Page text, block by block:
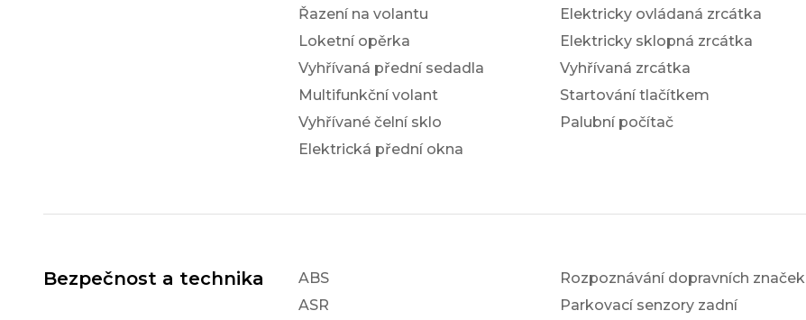
Řazení na volantu
Loketní opěrka
Vyhřívaná přední sedadla
Multifunkční volant
Vyhřívané čelní sklo
Elektrická přední okna
Elektricky ovládaná zrcátka
Elektricky sklopná zrcátka
Vyhřívaná zrcátka
Startování tlačítkem
Palubní počítač
Bezpečnost a technika
ABS
ASR
Rozpoznávání dopravních značek
Parkovací senzory zadní